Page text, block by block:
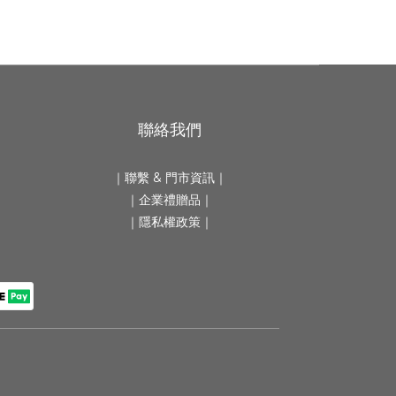
聯絡我們
｜聯繫 & 門市資訊 ｜
｜企業禮贈品 ｜
｜隱私權政策｜